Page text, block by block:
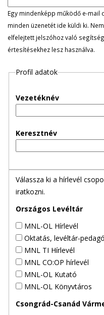
l
e
g
e
Egy mindenképp működő e-mail
minden üzenetét ide küldi ki.
elfelejtett jelszóhoz való
értesítésekhez lesz használva.
Profil adatok
Vezetéknév
Keresztnév
Válassza ki a hírlevél
iratkozni.
Országos Levéltár
MNL-OL Hírlevél
Oktatás, levéltár-
MNL TI Hírlevél
MNL CO:OP hírlevél
MNL-OL Kutató
MNL-OL Könyvtáros
Csongrád-Csanád